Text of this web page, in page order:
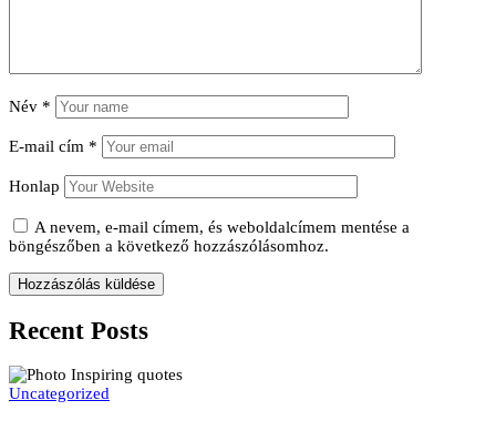
Név *
E-mail cím *
Honlap
A nevem, e-mail címem, és weboldalcímem mentése a
böngészőben a következő hozzászólásomhoz.
Recent Posts
Uncategorized